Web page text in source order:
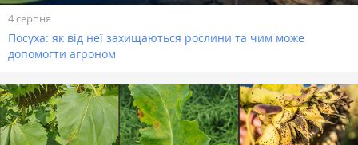
4 серпня
Посуха: як від неї захищаються рослини та чим може
допомогти агроном